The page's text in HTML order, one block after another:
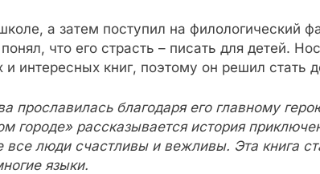
а затем поступил на филологический
что его страсть – писать для детей.
интересных книг, поэтому он решил стать
прославилась благодаря его главному
городе» рассказывается история
все люди счастливы и вежливы. Эта книга
языки.